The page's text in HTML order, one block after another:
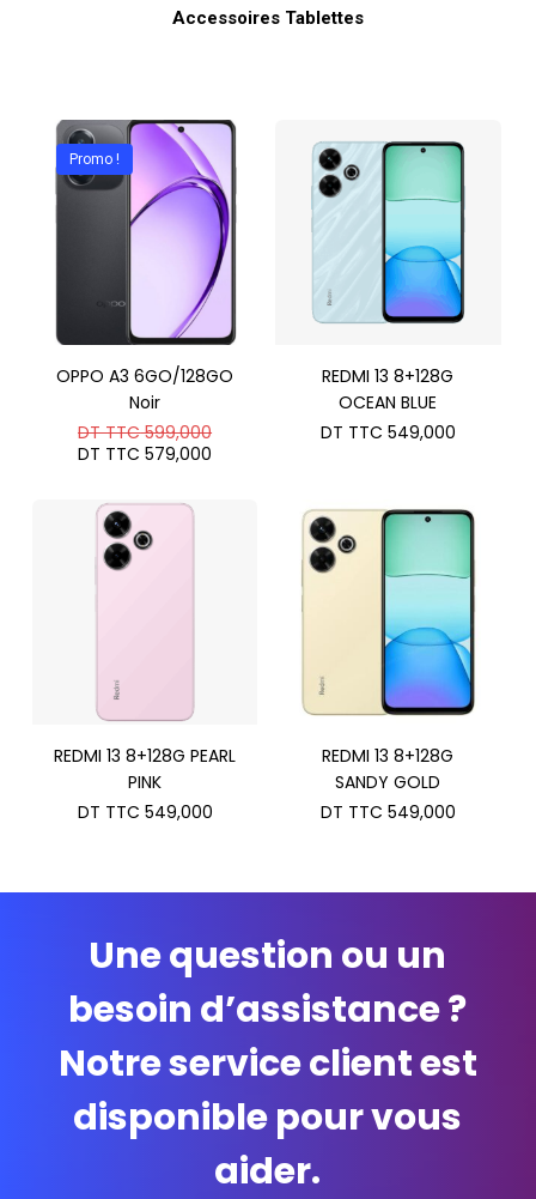
Accessoires Tablettes
Promo !
OPPO A3 6GO/128GO
Noir
DT TTC599,000Le
TTC 599,000.
DT TTC 579,000
TTC 579,000.
REDMI 13 8+128G
OCEAN BLUE
DT TTC 549,000
REDMI 13 8+128G PEARL
PINK
DT TTC 549,000
REDMI 13 8+128G
SANDY GOLD
DT TTC 549,000
Une question ou un
besoin d’assistance ?
Notre service client est
disponible pour vous
aider.